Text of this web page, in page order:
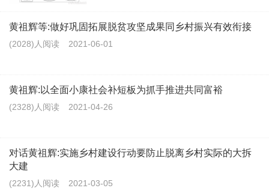
黄祖辉等:做好巩固拓展脱贫攻坚成果同乡村振兴有效衔接
(2028)人阅读 2021-06-01
黄祖辉:以全面小康社会补短板为抓手推进共同富裕
(2328)人阅读 2021-04-26
对话黄祖辉:实施乡村建设行动要防止脱离乡村实际的大拆
大建
(2231)人阅读 2021-03-05